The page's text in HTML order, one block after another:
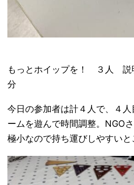
もっとホイップを！ ３人 説
分
今日の参加者は計４人で、４
ームを遊んで時間調整。NGO
極小なので持ち運びしやすいと